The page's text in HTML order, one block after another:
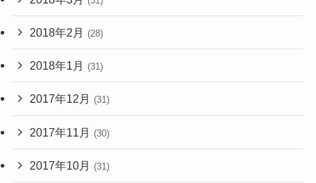
2018年2月 (28)
2018年1月 (31)
2017年12月 (31)
2017年11月 (30)
2017年10月 (31)